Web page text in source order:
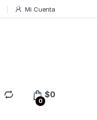
Mi Cuenta
0
$0